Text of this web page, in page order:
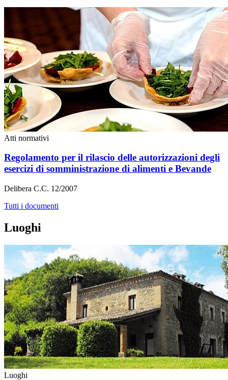
Atti normativi
Regolamento per il rilascio delle autorizzazioni degli
esercizi di somministrazione di alimenti e Bevande
Delibera C.C. 12/2007
Tutti i documenti
Luoghi
Luoghi